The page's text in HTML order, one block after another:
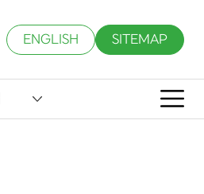
ENGLISH SITEMAP